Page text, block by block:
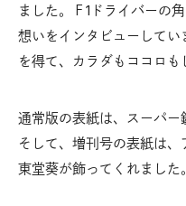
ました。Ｆ1ドライバーの
想いをインタビューして
を得て、カラダもココロも
通常版の表紙は、スーパー
そして、増刊号の表紙は
東堂葵が飾ってくれました。